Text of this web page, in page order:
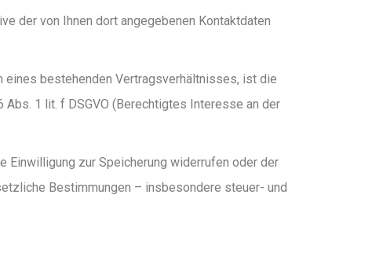
der von Ihnen dort angegebenen Kontaktdaten
bestehenden Vertragsverhältnisses, ist die
Abs. 1 lit. f DSGVO (Berechtigtes Interesse an der
Einwilligung zur Speicherung widerrufen oder der
Bestimmungen – insbesondere steuer- und